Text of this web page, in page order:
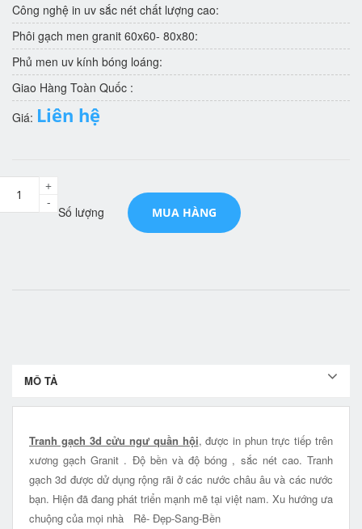
Công nghệ in uv sắc nét chất lượng cao:
Phôi gạch men granit 60x60- 80x80:
Phủ men uv kính bóng loáng:
Giao Hàng Toàn Quốc :
Giá: Liên hệ
Số lượng
-
+
MUA HÀNG
MÔ TẢ
Tranh gạch 3d cửu ngư quần hội, được in phun trực tiếp trên
xương gạch Granit . Độ bền và độ bóng , sắc nét cao. Tranh
gạch 3d được dử dụng rộng rãi ở các nước châu âu và các nước
bạn. Hiện đã đang phát triển mạnh mẽ tại việt nam. Xu hướng ưa
chuộng của mọi nhà Rẻ- Đẹp-Sang-Bền